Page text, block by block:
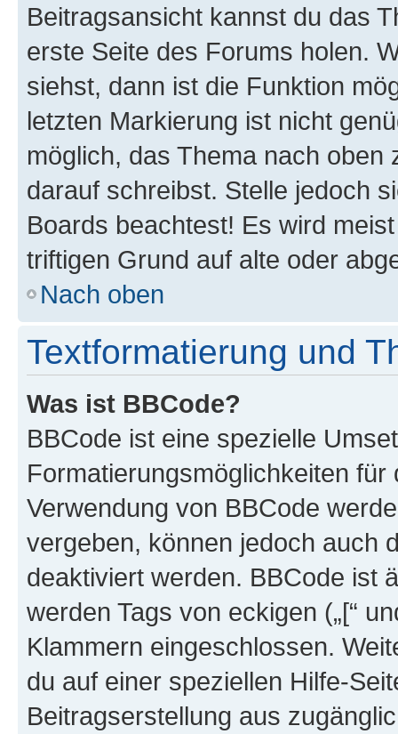
Beitragsansicht kannst du das
erste Seite des Forums holen.
siehst, dann ist die Funktion
letzten Markierung ist nicht
möglich, das Thema nach oben
darauf schreibst. Stelle jedoch
Boards beachtest! Es wird
triftigen Grund auf alte oder
Nach oben
Textformatierung und
Was ist BBCode?
BBCode ist eine spezielle
Formatierungsmöglichkeiten
Verwendung von BBCode
vergeben, können jedoch auch
deaktiviert werden. BBCode ist
werden Tags von eckigen („[“
Klammern eingeschlossen.
du auf einer speziellen Hilfe-
Beitragserstellung aus